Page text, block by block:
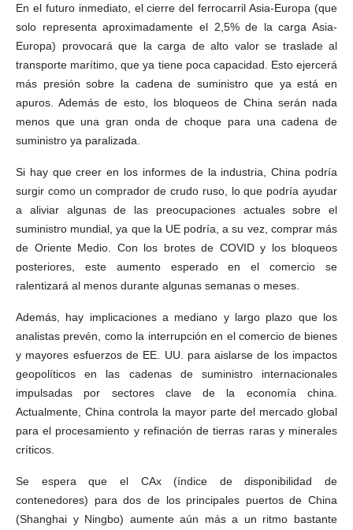
En el futuro inmediato, el cierre del ferrocarril Asia-Europa (que
solo representa aproximadamente el 2,5% de la carga Asia-
Europa) provocará que la carga de alto valor se traslade al
transporte marítimo, que ya tiene poca capacidad. Esto ejercerá
más presión sobre la cadena de suministro que ya está en
apuros. Además de esto, los bloqueos de China serán nada
menos que una gran onda de choque para una cadena de
suministro ya paralizada.
Si hay que creer en los informes de la industria, China podría
surgir como un comprador de crudo ruso, lo que podría ayudar
a aliviar algunas de las preocupaciones actuales sobre el
suministro mundial, ya que la UE podría, a su vez, comprar más
de Oriente Medio. Con los brotes de COVID y los bloqueos
posteriores, este aumento esperado en el comercio se
ralentizará al menos durante algunas semanas o meses.
Además, hay implicaciones a mediano y largo plazo que los
analistas prevén, como la interrupción en el comercio de bienes
y mayores esfuerzos de EE. UU. para aislarse de los impactos
geopolíticos en las cadenas de suministro internacionales
impulsadas por sectores clave de la economía china.
Actualmente, China controla la mayor parte del mercado global
para el procesamiento y refinación de tierras raras y minerales
críticos.
Se espera que el CAx (índice de disponibilidad de
contenedores) para dos de los principales puertos de China
(Shanghai y Ningbo) aumente aún más a un ritmo bastante